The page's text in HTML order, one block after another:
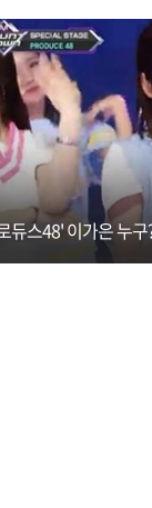
듀스48' 이가은 누